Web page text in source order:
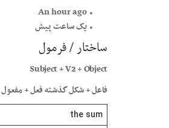
An hour ago
یک ساعت پیش
ساختار / فرمول
Subject + V2 + Object
فاعل + شکل گذشته فعل + مفعول
the sum